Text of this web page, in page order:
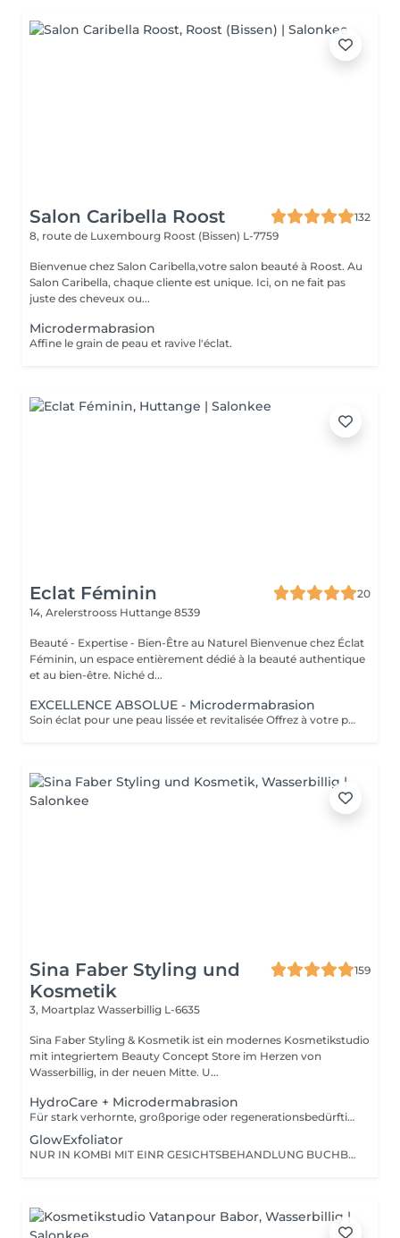
Salon Caribella Roost
132
8, route de Luxembourg Roost (Bissen) L-7759
Bienvenue chez Salon Caribella,votre salon beauté à Roost. Au
Salon Caribella, chaque cliente est unique. Ici, on ne fait pas
juste des cheveux ou...
Microdermabrasion
Affine le grain de peau et ravive l'éclat.
Eclat Féminin
20
14, Arelerstrooss Huttange 8539
Beauté - Expertise - Bien-Être au Naturel Bienvenue chez Éclat
Féminin, un espace entièrement dédié à la beauté authentique
et au bien-être. Niché d...
EXCELLENCE ABSOLUE - Microdermabrasion
Soin éclat pour une peau lissée et revitalisée Offrez à votre peau un éclat immédiat grâce à la microdermabrasion, une technique douce qui stimule la régénération, lisse les ridules et révèle un teint plus lumineux et uniforme. Sans douleur, ce soin laisse la peau propre, fraîche et visiblement rajeunie dès les premières séances. Comment cela fonctionne : Une abrasion douce associée à une aspiration délicate élimine les impuretés, affine le grain de peau et aide à maintenir une apparence plus jeune et éclatante. En option, les ultrasons renforcent les effets en stimulant la circulation et en favorisant la pénétration des actifs, laissant la peau visiblement plus fraîche et revitalisée. Les bienfaits : - Peau lisse et douce - Teint éclatant - Peau raffermie et tonifiée - Aspect plus jeune et visiblement revitalisé - Pores resserrés et peau purifiée Découvrez l'ensemble de mes rituels et prestations exclusives sur: www.eclat-feminin.lu - SCROLLER VERS LE HAUT - DESCRIPTION -
Sina Faber Styling und
Kosmetik
159
3, Moartplaz Wasserbillig L-6635
Sina Faber Styling & Kosmetik ist ein modernes Kosmetikstudio
mit integriertem Beauty Concept Store im Herzen von
Wasserbillig, in der neuen Mitte. U...
HydroCare + Microdermabrasion
Für stark verhornte, großporige oder regenerationsbedürftige Haut. Diese Behandlung kombiniert das Beste aus zwei Welten: Die 6-Stufen-Pflegekraft unserer HYDROcare Advanced-Technologie + eine präzise Diamant-Mikrodermabrasion. Ideal für Hautbilder, bei denen Reinigung allein nicht mehr reicht und echte Strukturverbesserung gefragt ist. Was macht den Unterschied? Im Vergleich zur klassischen HYDROcare-Behandlung starten wir hier mit einer zusätzlichen Mikrodermabrasion. Dabei werden abgestorbene Hautzellen gezielt abgetragen sanft, aber effektiv. Das macht die Haut aufnahmefähiger, aktiviert die Regeneration und schafft die perfekte Basis für alle darauffolgenden Schritte. Das Ergebnis: glatter, feiner, durchfeuchteter und mit maximalem Glow. Behandlungsaufbau 7 Schritte zum Glow 1. DIAMANT-MIKRODERMABRASION Gezielte Abtragung der obersten Hautschicht gegen Verhornungen, grobe Struktur & müden Teint 2-7: Alle 6 HYDROcare Advanced Schritte CLEAN: Spirulina & Pentylene Glycol PEEL: Milchsäure & Glykolsäure DETOX: Kamille & Hamamelis REFRESH: Hyaluronsäure & Vitamin C OXYGEN GUN: Tiefenwirksame Essenzen DERMA PRESSURE: Druckluft für maximale Wirkstoffaufnahme Besonders geeignet bei: -Unreiner, grobporiger oder verdickter Haut -Reifer oder regenerationsbedürftiger Haut -Raucherhaut mit grauem, fahlem Teint -Haut, die schon vieles ausprobiert hat aber noch nicht angekommen ist
GlowExfoliator
NUR IN KOMBI MIT EINR GESICHTSBEHANDLUNG BUCHBAR! Sanfte, kontrollierte Microdermabrasion. Entfernt verhornte Zellen für ein gleichmäßiges Hautbild.